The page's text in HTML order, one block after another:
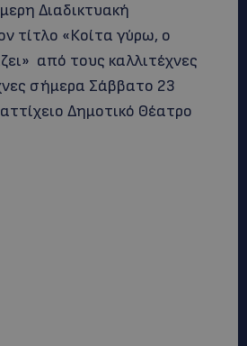
Διαδικτυακή
τίτλο «Κοίτα γύρω, ο
από τους καλλιτέχνες
σήμερα Σάββατο 23
Δημοτικό Θέατρο